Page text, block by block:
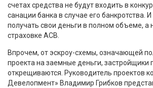
счетах средства не будут входить в
санации банка в случае его банкротства.
получать свои деньги в полном объеме, а
страховке АСВ.
Впрочем, от эскроу-схемы, означающей
проекта на заемные деньги, застройщики
открещиваются. Руководитель проектов
Девелопмент» Владимир Грибков